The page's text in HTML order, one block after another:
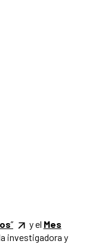
” y el Mes
investigadora y